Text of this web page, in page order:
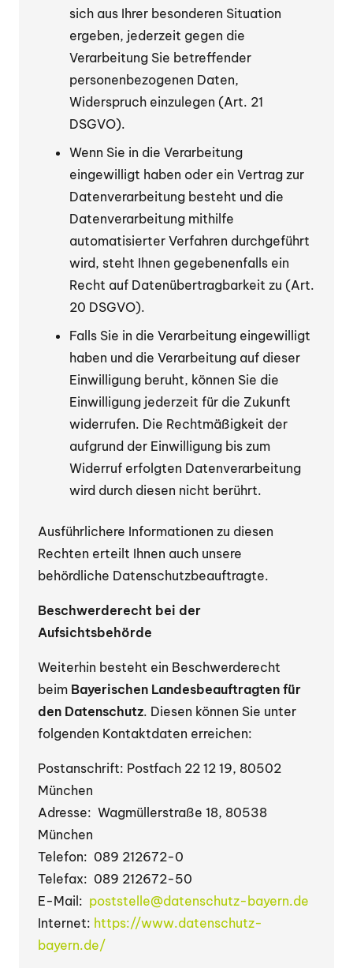
sich aus Ihrer besonderen Situation
ergeben, jederzeit gegen die
Verarbeitung Sie betreffender
personenbezogenen Daten,
Widerspruch einzulegen (Art. 21
DSGVO).
Wenn Sie in die Verarbeitung
eingewilligt haben oder ein Vertrag zur
Datenverarbeitung besteht und die
Datenverarbeitung mithilfe
automatisierter Verfahren durchgeführt
wird, steht Ihnen gegebenenfalls ein
Recht auf Datenübertragbarkeit zu (Art.
20 DSGVO).
Falls Sie in die Verarbeitung eingewilligt
haben und die Verarbeitung auf dieser
Einwilligung beruht, können Sie die
Einwilligung jederzeit für die Zukunft
widerrufen. Die Rechtmäßigkeit der
aufgrund der Einwilligung bis zum
Widerruf erfolgten Datenverarbeitung
wird durch diesen nicht berührt.
Ausführlichere Informationen zu diesen
Rechten erteilt Ihnen auch unsere
behördliche Datenschutzbeauftragte.
Beschwerderecht bei der
Aufsichtsbehörde
Weiterhin besteht ein Beschwerderecht
beim Bayerischen Landesbeauftragten für
den Datenschutz. Diesen können Sie unter
folgenden Kontaktdaten erreichen:
Postanschrift: Postfach 22 12 19, 80502
München
Adresse: Wagmüllerstraße 18, 80538
München
Telefon: 089 212672-0
Telefax: 089 212672-50
E-Mail: poststelle@datenschutz-bayern.de
Internet: https://www.datenschutz-
bayern.de/